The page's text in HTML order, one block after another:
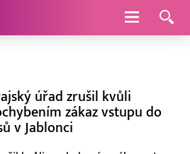
Navigace
úřad zrušil kvůli
zákaz vstupu do
v Jablonci